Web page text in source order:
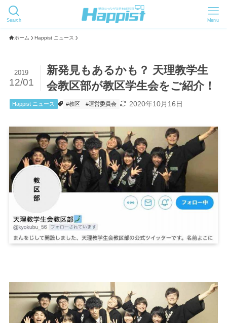
Search Menu
ホーム Happist ニュース
新発見もあるかも？ 天理教学生
会教区部が教区学生会をご紹介！
2019
12/01
Happist ニュース #教区 #運営委員会 2020年10月16日